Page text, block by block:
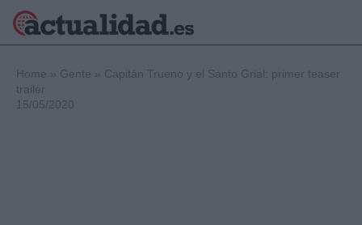
Home » Gente » Capitán Trueno y el Santo Grial: primer teaser
trailer
15/05/2020